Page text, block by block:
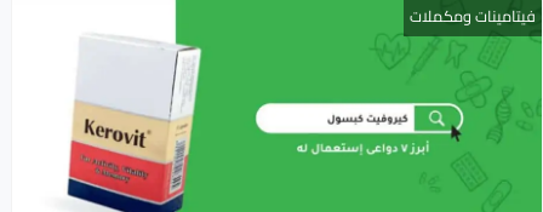
فيتامينات ومكملات